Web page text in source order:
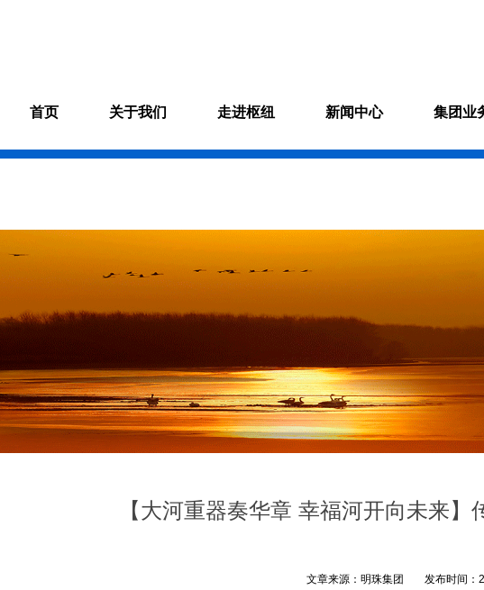
首页 关于我们 走进枢纽 新闻中心 集团业
【大河重器奏华章 幸福河开向未来
文章来源：明珠集团 发布时间：